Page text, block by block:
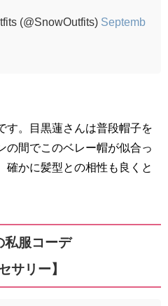
(@SnowOutfits) Septemb
す。目黒蓮さんは普段帽子を
の間でこのベレー帽が似合っ
確かに髪型との相性も良くと
私服コーデ
サリー】